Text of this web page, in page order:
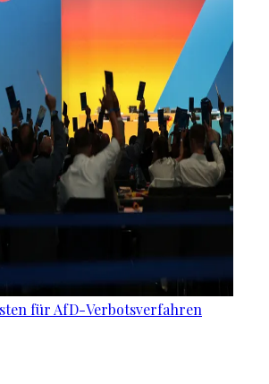
für AfD-Verbotsverfahren